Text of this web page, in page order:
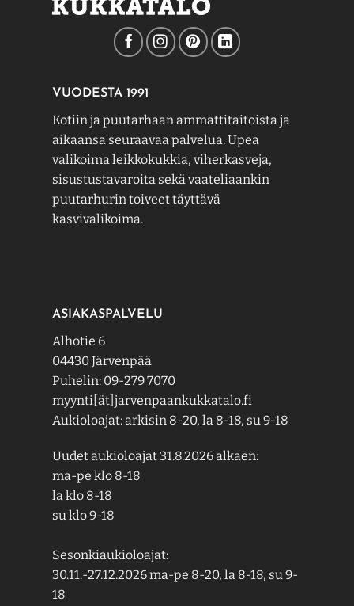
VUODESTA 1991
Kotiin ja puutarhaan ammattitaitoista ja
aikaansa seuraavaa palvelua. Upea
valikoima leikkokukkia, viherkasveja,
sisustustavaroita sekä vaateliaankin
puutarhurin toiveet täyttävä
kasvivalikoima.
ASIAKASPALVELU
Alhotie 6
04430 Järvenpää
Puhelin: 09-279 7070
myynti[ät]jarvenpaankukkatalo.fi
Aukioloajat: arkisin 8-20, la 8-18, su 9-18
Uudet aukioloajat 31.8.2026 alkaen:
ma-pe klo 8-18
la klo 8-18
su klo 9-18
Sesonkiaukioloajat:
30.11.-27.12.2026 ma-pe 8-20, la 8-18, su 9-
18